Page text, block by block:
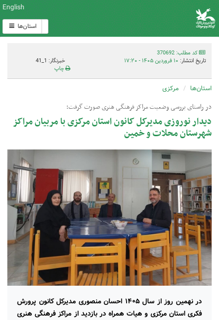
English
استان‌ها
کد مطلب: 370692
تاریخ انتشار: ۱۰ فروردین ۱۴۰۵ - ۱۷:۲۰
خبرنگار: 1_41
چاپ
استان‌ها مرکزی
در راستای بررسی وضعیت مراکز فرهنگی هنری صورت گرفت؛
دیدار نوروزی مدیرکل کانون استان مرکزی با مربیان مراکز
شهرستان محلات و خمین
در نهمین روز از سال ۱۴۰۵ احسان منصوری مدیرکل کانون پرورش
فکری استان مرکزی و هیات همراه در بازدید از مراکز فرهنگی هنری